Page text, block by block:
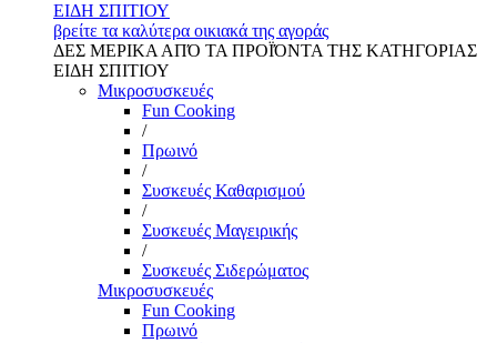
ΕΙΔΗ ΣΠΙΤΙΟΥ
βρείτε τα καλύτερα οικιακά της αγοράς
ΔΕΣ ΜΕΡΙΚΑ ΑΠΌ ΤΑ ΠΡΟΪΌΝΤΑ ΤΗΣ ΚΑΤΗΓΟΡΙΑΣ
ΕΙΔΗ ΣΠΙΤΙΟΥ
Μικροσυσκευές
Fun Cooking
/
Πρωινό
/
Συσκευές Καθαρισμού
/
Συσκευές Μαγειρικής
/
Συσκευές Σιδερώματος
Μικροσυσκευές
Fun Cooking
Πρωινό